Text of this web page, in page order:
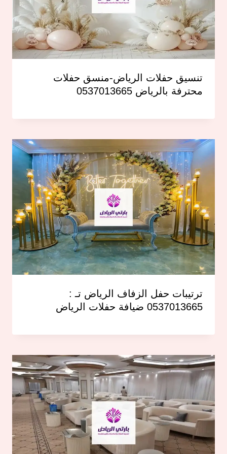
تنسيق حفلات الرياض-منسق حفلات
محترفة بالرياض 0537013665
ترتيبات حفل الزفاف الرياض تـ :
0537013665 ضيافة حفلات الرياض